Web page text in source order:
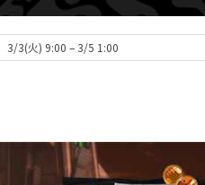
3/3(火) 9:00 – 3/5 1:00